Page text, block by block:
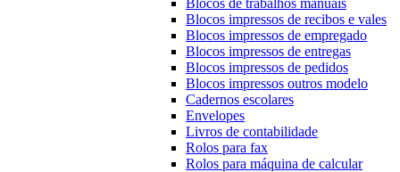
Blocos de trabalhos manuais
Blocos impressos de recibos e vales
Blocos impressos de empregado
Blocos impressos de entregas
Blocos impressos de pedidos
Blocos impressos outros modelo
Cadernos escolares
Envelopes
Livros de contabilidade
Rolos para fax
Rolos para máquina de calcular